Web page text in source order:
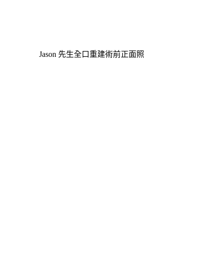
Jason 先生全口重建術前正面照